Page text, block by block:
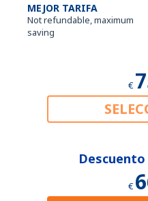
MEJOR TARIFA
Not refundable, maximum
saving
€
€